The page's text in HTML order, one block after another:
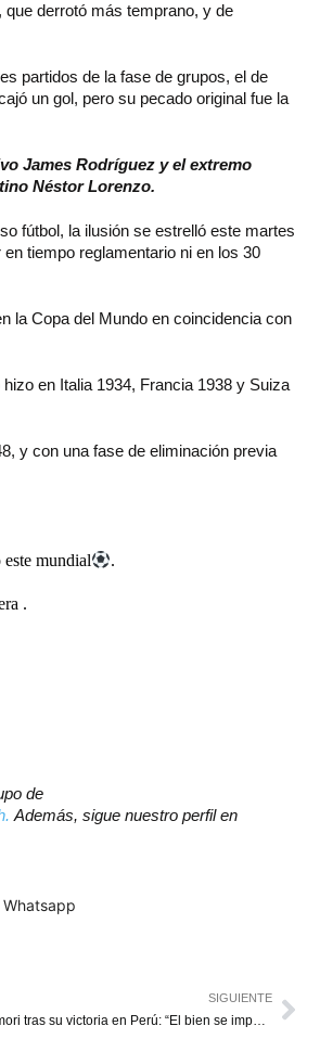
derrotó más temprano, y de
partidos de la fase de grupos, el de
un gol, pero su pecado original fue la
James Rodríguez y el extremo
Néstor Lorenzo.
fútbol, la ilusión se estrelló este martes
tiempo reglamentario ni en los 30
la Copa del Mundo en coincidencia con
en Italia 1934, Francia 1938 y Suiza
y con una fase de eliminación previa
este mundial .
.
de
Además, sigue nuestro perfil en
SIGUIENTE